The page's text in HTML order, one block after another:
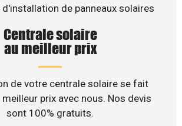
Centrale solaire
au meilleur prix
de votre centrale solaire se fait
prix avec nous. Nos devis
sont 100% gratuits.